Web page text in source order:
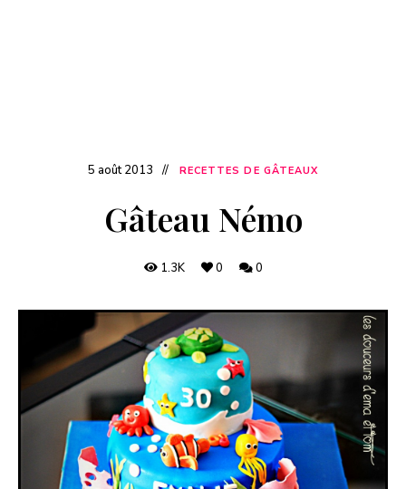
5 août 2013 RECETTES DE GÂTEAUX
Gâteau Némo
1.3K 0 0